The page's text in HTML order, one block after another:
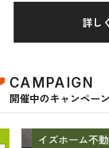
詳し
CAMPAIGN
開催中のキャンペーン
イズホーム不